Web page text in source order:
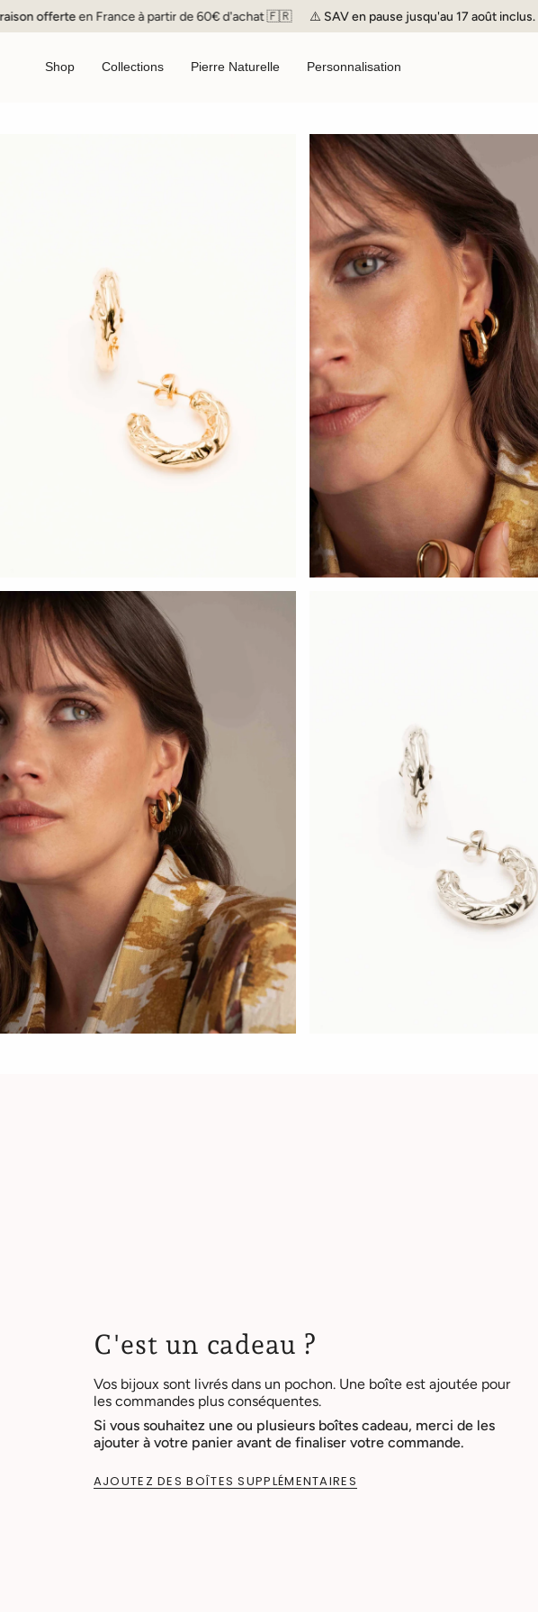
Passer
auofferteen France à partir de 60€ d'achat 🇫🇷 ⚠️ SAV en pause jusqu'au 17 août inclus. ⚠️
Shop Collections Pierre Naturelle Personnalisation
C'est un cadeau ?
Vos bijoux sont livrés dans un pochon. Une boîte est ajoutée pour
les commandes plus conséquentes.
Si vous souhaitez une ou plusieurs boîtes cadeau, merci de les
ajouter à votre panier avant de finaliser votre commande.
AJOUTEZ DES BOÎTES SUPPLÉMENTAIRES